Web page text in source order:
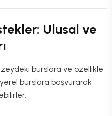
Ulusal ve
burslara ve özellikle
burslara başvurarak